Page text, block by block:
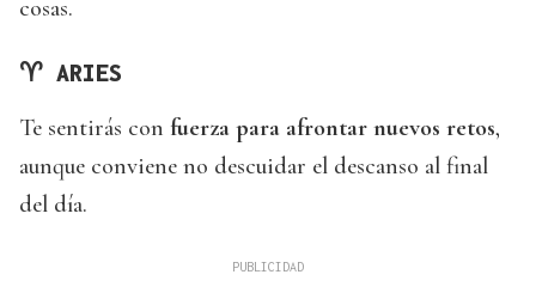
cosas.
♈ ARIES
Te sentirás con fuerza para afrontar nuevos retos,
aunque conviene no descuidar el descanso al final
del día.